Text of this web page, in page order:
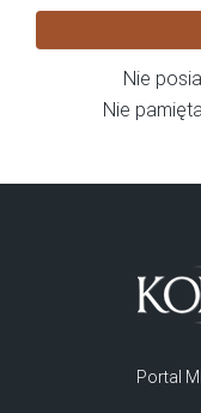
Nie
Nie
Portal